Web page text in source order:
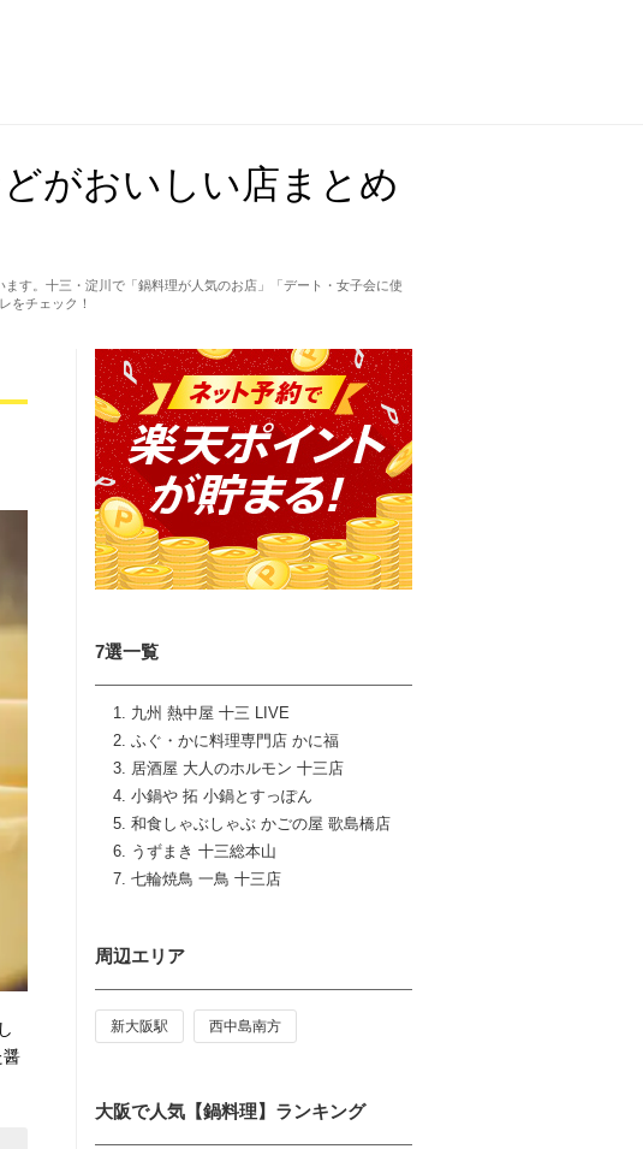
がおいしい店まとめ
す。十三・淀川で「鍋料理が人気のお店」「デート・女子会に使
をチェック！
7選一覧
九州 熱中屋 十三 LIVE
ふぐ・かに料理専門店 かに福
居酒屋 大人のホルモン 十三店
小鍋や 拓 小鍋とすっぽん
和食しゃぶしゃぶ かごの屋 歌島橋店
うずまき 十三総本山
七輪焼鳥 一鳥 十三店
醤
周辺エリア
新大阪駅 西中島南方
大阪で人気【鍋料理】ランキング